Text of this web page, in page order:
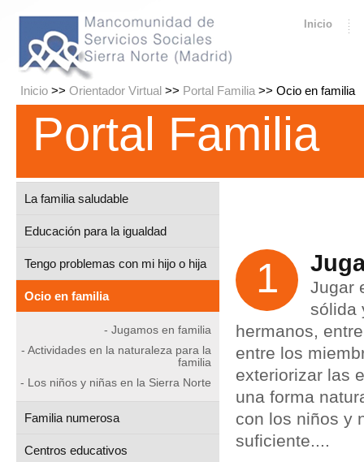
Inicio
Inicio >> Orientador Virtual >> Portal Familia >> Ocio en familia
Portal Familia
La familia saludable
Educación para la igualdad
Tengo problemas con mi hijo o hija
Ocio en familia
- Jugamos en familia
- Actividades en la naturaleza para la
familia
- Los niños y niñas en la Sierra Norte
Familia numerosa
Centros educativos
1
Jugar
sólida
hermanos,
entre los
exteriorizar las
una forma
con los niños y
suficiente....